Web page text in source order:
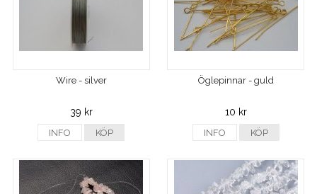
Wire - silver
39 kr
INFO KÖP
Öglepinnar - guld
10 kr
INFO KÖP